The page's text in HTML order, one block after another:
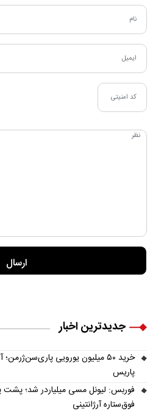
جدیدترین اخبار
پاریس
فوق‌ستاره آرژانتینی